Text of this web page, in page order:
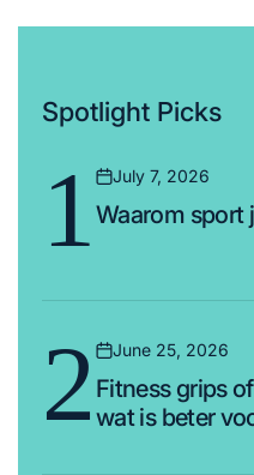
Spotlight Picks
1 Posted
on
July 7, 2026
Waarom sport
2 Posted
on
June 25, 2026
Fitness grips
wat is beter